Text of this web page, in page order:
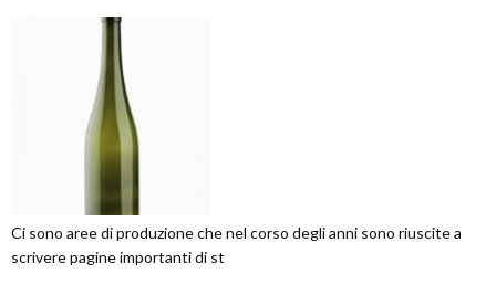
Ci sono aree di produzione che nel corso degli anni sono riuscite a
scrivere pagine importanti di st